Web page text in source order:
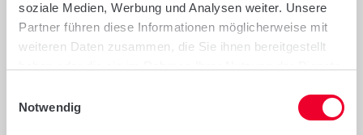
soziale Medien, Werbung und Analysen weiter. Unsere
Partner führen diese Informationen möglicherweise mit
weiteren Daten zusammen, die Sie ihnen bereitgestellt
Notwendig
Ihren Browser beim nächsten Besuch
wiederzuerkennen.Sie können Ihren Browser so
erlauben, die Annahme von Cookies für